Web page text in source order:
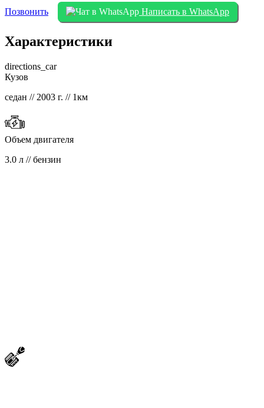
Позвонить Написать в WhatsApp
Характеристики
directions_car
Кузов
седан // 2003 г. // 1км
Объем двигателя
3.0 л // бензин